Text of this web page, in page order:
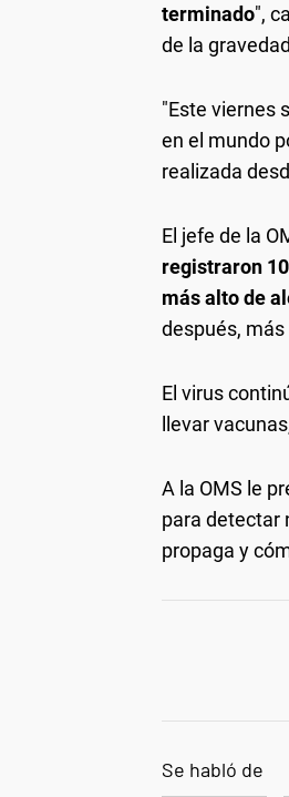
terminado",
de la
"Este viernes
en el mundo
realizada
El jefe de la
registraron
más alto de
después,
El virus
llevar
A la OMS le
para detectar
propaga y
Se habló de